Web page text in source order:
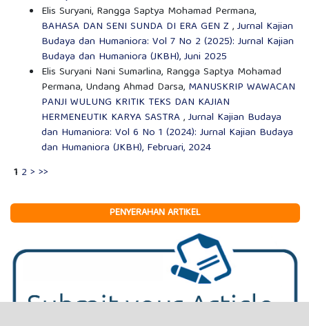
Elis Suryani, Rangga Saptya Mohamad Permana,
BAHASA DAN SENI SUNDA DI ERA GEN Z,Jurnal Kajian
Budaya dan Humaniora: Vol 7 No 2 (2025): Jurnal Kajian
Budaya dan Humaniora (JKBH), Juni 2025
Elis Suryani Nani Sumarlina, Rangga Saptya Mohamad
Permana, Undang Ahmad Darsa, MANUSKRIP WAWACAN
PANJI WULUNG KRITIK TEKS DAN KAJIAN
HERMENEUTIK KARYA SASTRA,Jurnal Kajian Budaya
dan Humaniora: Vol 6 No 1 (2024): Jurnal Kajian Budaya
dan Humaniora (JKBH), Februari, 2024
1 2 > >>
PENYERAHAN ARTIKEL